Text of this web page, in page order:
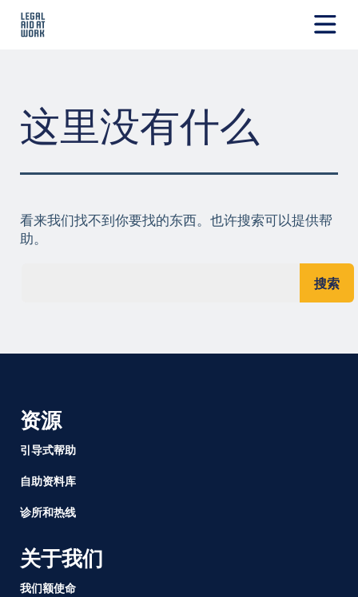
这里没有什么
看来我们找不到你要找的东西。也许搜索可以提供帮
助。
资源
引导式帮助
自助资料库
诊所和热线
关于我们
我们额使命